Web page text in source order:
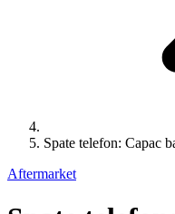
Spate telefon: Capac
Aftermarket